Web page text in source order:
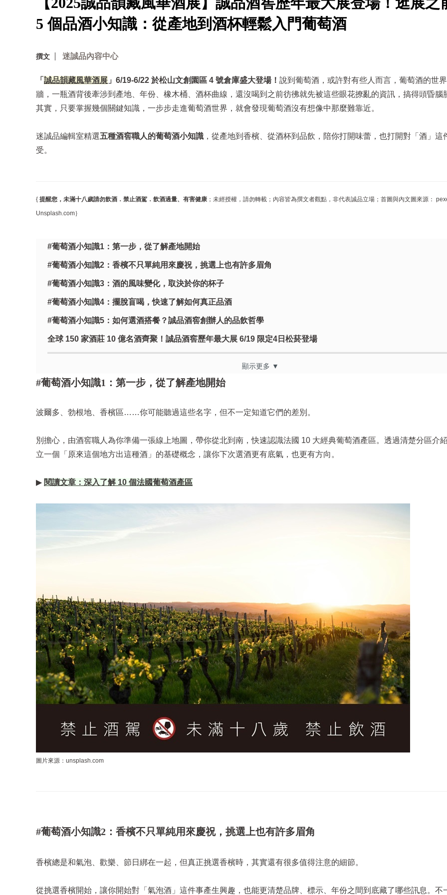
5 個品酒小知識：從產地到酒杯輕鬆入門葡萄酒
撰文 迷誠品內容中心
「 誠品韻藏風華酒展 」6/19-6/22 於松山文創園區 4 號倉庫盛大登場！ 說到葡萄酒，或許對有些人而言，葡萄酒的世
牆，一瓶酒背後牽涉到產地、年份、橡木桶、酒杯曲線，還沒喝到之前彷彿就先被這些眼花撩亂的資訊，搞得頭昏腦
其實，只要掌握幾個關鍵知識，一步步走進葡萄酒世界，就會發現葡萄酒沒有想像中那麼難靠近。
迷誠品編輯室精選五種酒窖職人的葡萄酒小知識 ，從產地到香檳、從酒杯到品飲，陪你打開味蕾，也打開對「酒」這
受。
{ 提醒您，未滿十八歲請勿飲酒．禁止酒駕．飲酒過量、有害健康 ；未經授權，請勿轉載；內容皆為撰文者觀點，非代表誠品立場；首圖與內文圖來源：
Unsplash.com｝​​
#葡萄酒小知識1：第一步，從了解產地開始
#葡萄酒小知識2：香檳不只單純用來慶祝，挑選上也有許多眉角
#葡萄酒小知識3：酒的風味變化，取決於你的杯子
#葡萄酒小知識4：擺脫盲喝，快速了解如何真正品酒
#葡萄酒小知識5：如何選酒搭餐？誠品酒窖創辦人的品飲哲學
全球 150 家酒莊 10 億名酒齊聚！誠品酒窖歷年最大展 6/19 限定4日松菸登場
顯示更多 ▼
#葡萄酒小知識1：第一步，從了解產地開始
波爾多、勃根地、香檳區……你可能聽過這些名字，但不一定知道它們的差別。
別擔心，由酒窖職人為你準備一張線上地圖，帶你從北到南，快速認識法國 10 大經典葡萄酒產區。透過清楚分區介
立一個「原來這個地方出這種酒」的基礎概念，讓你下次選酒更有底氣，也更有方向。
▶ 閱讀文章 ：深入了解 10 個法國葡萄酒產區
圖片來源：unsplash.com
#葡萄酒小知識2： 香檳不只單純用來慶祝，挑選上也有許多眉角
香檳總是和氣泡、歡樂、節日綁在一起，但真正挑選香檳時，其實還有很多值得注意的細節。
從挑選香檳開始，讓你開始對「氣泡酒」這件事產生興趣，也能更清楚品牌、標示、年份之間到底藏了哪些訊息。不